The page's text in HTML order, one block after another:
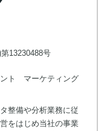
13230488号
ント マーケティング
整備や分析業務に従
をはじめ当社の事業